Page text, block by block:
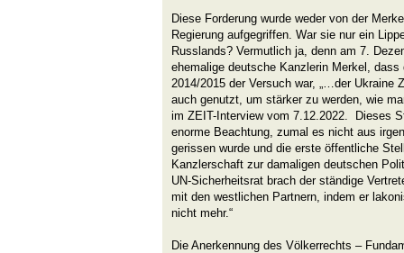
Diese Forderung wurde weder von der
Regierung aufgegriffen. War sie nur ein
Russlands? Vermutlich ja, denn am 7.
ehemalige deutsche Kanzlerin Merkel,
2014/2015 der Versuch war, „…der Ukraine
auch genutzt, um stärker zu werden, wie
im ZEIT-Interview vom 7.12.2022. Dieses
enorme Beachtung, zumal es nicht aus
gerissen wurde und die erste öffentliche
Kanzlerschaft zur damaligen deutschen
UN-Sicherheitsrat brach der ständige
mit den westlichen Partnern, indem er
nicht mehr.“
Die Anerkennung des Völkerrechts –